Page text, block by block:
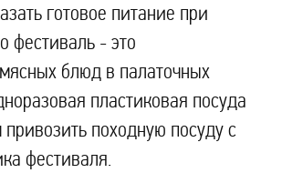
готовое питание при
фестиваль - это
блюд в палаточных
пластиковая посуда
походную посуду с
фестиваля.